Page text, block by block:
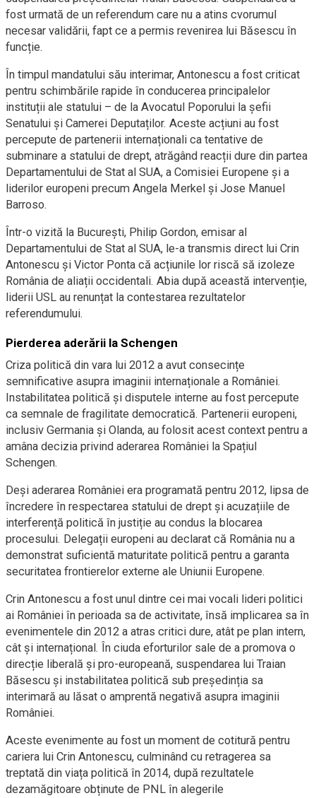
fost urmată de un referendum care nu a atins cvorumul
necesar validării, fapt ce a permis revenirea lui Băsescu în
funcție.
În timpul mandatului său interimar, Antonescu a fost criticat
pentru schimbările rapide în conducerea principalelor
instituții ale statului – de la Avocatul Poporului la șefii
Senatului și Camerei Deputaților. Aceste acțiuni au fost
percepute de partenerii internaționali ca tentative de
subminare a statului de drept, atrăgând reacții dure din partea
Departamentului de Stat al SUA, a Comisiei Europene și a
liderilor europeni precum Angela Merkel și Jose Manuel
Barroso.
Într-o vizită la București, Philip Gordon, emisar al
Departamentului de Stat al SUA, le-a transmis direct lui Crin
Antonescu și Victor Ponta că acțiunile lor riscă să izoleze
România de aliații occidentali. Abia după această intervenție,
liderii USL au renunțat la contestarea rezultatelor
referendumului.
Pierderea aderării la Schengen
Criza politică din vara lui 2012 a avut consecințe
semnificative asupra imaginii internaționale a României.
Instabilitatea politică și disputele interne au fost percepute
ca semnale de fragilitate democratică. Partenerii europeni,
inclusiv Germania și Olanda, au folosit acest context pentru a
amâna decizia privind aderarea României la Spațiul
Schengen.
Deși aderarea României era programată pentru 2012, lipsa de
încredere în respectarea statului de drept și acuzațiile de
interferență politică în justiție au condus la blocarea
procesului. Delegații europeni au declarat că România nu a
demonstrat suficientă maturitate politică pentru a garanta
securitatea frontierelor externe ale Uniunii Europene.
Crin Antonescu a fost unul dintre cei mai vocali lideri politici
ai României în perioada sa de activitate, însă implicarea sa în
evenimentele din 2012 a atras critici dure, atât pe plan intern,
cât și internațional. În ciuda eforturilor sale de a promova o
direcție liberală și pro-europeană, suspendarea lui Traian
Băsescu și instabilitatea politică sub președinția sa
interimară au lăsat o amprentă negativă asupra imaginii
României.
Aceste evenimente au fost un moment de cotitură pentru
cariera lui Crin Antonescu, culminând cu retragerea sa
treptată din viața politică în 2014, după rezultatele
dezamăgitoare obținute de PNL în alegerile